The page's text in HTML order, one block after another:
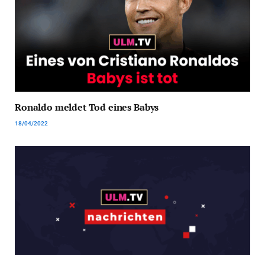
Ronaldo meldet Tod eines Babys
18/04/2022